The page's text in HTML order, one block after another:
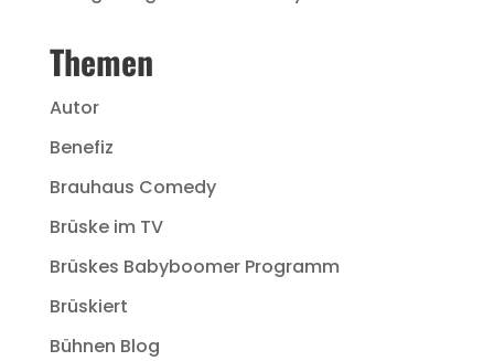
Themen
Autor
Benefiz
Brauhaus Comedy
Brüske im TV
Brüskes Babyboomer Programm
Brüskiert
Bühnen Blog